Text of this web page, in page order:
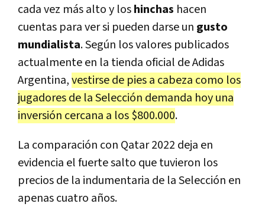
cada vez más alto y loshinchas hacen
cuentas para ver si pueden darse un gusto
mundialista. Según los valores publicados
actualmente en la tienda oficial de Adidas
Argentina,vestirse de pies a cabeza como los
jugadores de la Selección demanda hoy una
inversión cercana a los $800.000.
La comparación con Qatar 2022 deja en
evidencia el fuerte salto que tuvieron los
precios de la indumentaria de la Selección en
apenas cuatro años.